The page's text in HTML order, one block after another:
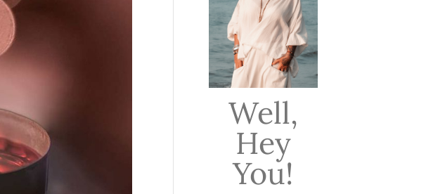
Well,
Hey
You!